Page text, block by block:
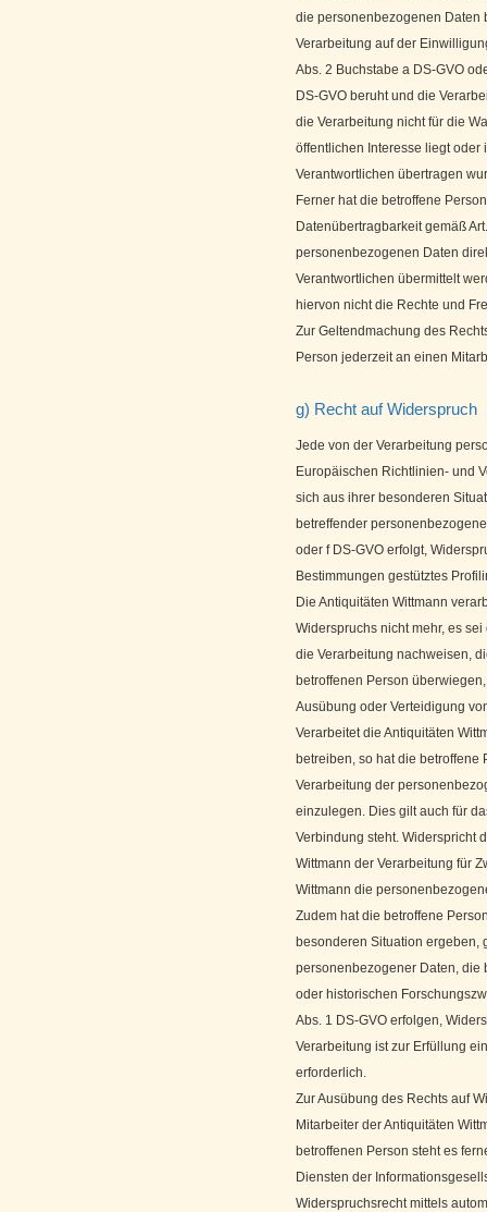
die personenbezogenen Daten
Verarbeitung auf der
Abs. 2 Buchstabe a DS-GVO
DS-GVO beruht und die
die Verarbeitung nicht für die
öffentlichen Interesse liegt oder
Verantwortlichen übertragen
Ferner hat die betroffene
Datenübertragbarkeit gemäß
personenbezogenen Daten
Verantwortlichen übermittelt
hiervon nicht die Rechte und
Zur Geltendmachung des
Person jederzeit an einen
g) Recht auf Widerspruch
Jede von der Verarbeitung
Europäischen Richtlinien- und
sich aus ihrer besonderen
betreffender
oder f DS-GVO erfolgt,
Bestimmungen gestütztes
Die Antiquitäten Wittmann
Widerspruchs nicht mehr, es
die Verarbeitung nachweisen,
betroffenen Person
Ausübung oder Verteidigung
Verarbeitet die Antiquitäten
betreiben, so hat die betroffene
Verarbeitung der
einzulegen. Dies gilt auch für
Verbindung steht. Widerspricht
Wittmann der Verarbeitung für
Wittmann die
Zudem hat die betroffene
besonderen Situation ergeben,
personenbezogener Daten, die
oder historischen
Abs. 1 DS-GVO erfolgen,
Verarbeitung ist zur Erfüllung
erforderlich.
Zur Ausübung des Rechts auf
Mitarbeiter der Antiquitäten
betroffenen Person steht es
Diensten der
Widerspruchsrecht mittels